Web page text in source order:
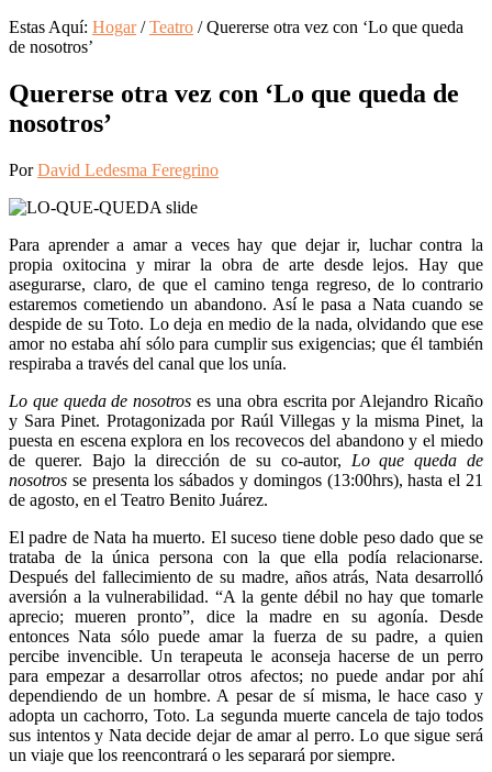
Estas Aquí: Hogar / Teatro /Quererse otra vez con ‘Lo que queda
de nosotros’
Quererse otra vez con ‘Lo que queda de
nosotros’
PorDavid Ledesma Feregrino
Para aprender a amar a veces hay que dejar ir, luchar contra la
propia oxitocina y mirar la obra de arte desde lejos. Hay que
asegurarse, claro, de que el camino tenga regreso, de lo contrario
estaremos cometiendo un abandono. Así le pasa a Nata cuando se
despide de su Toto. Lo deja en medio de la nada, olvidando que ese
amor no estaba ahí sólo para cumplir sus exigencias; que él también
respiraba a través del canal que los unía.
Lo que queda de nosotros es una obra escrita por Alejandro Ricaño
y Sara Pinet. Protagonizada por Raúl Villegas y la misma Pinet, la
puesta en escena explora en los recovecos del abandono y el miedo
de querer. Bajo la dirección de su co-autor, Lo que queda de
nosotros se presenta los sábados y domingos (13:00hrs), hasta el 21
de agosto, en el Teatro Benito Juárez.
El padre de Nata ha muerto. El suceso tiene doble peso dado que se
trataba de la única persona con la que ella podía relacionarse.
Después del fallecimiento de su madre, años atrás, Nata desarrolló
aversión a la vulnerabilidad. “A la gente débil no hay que tomarle
aprecio; mueren pronto”, dice la madre en su agonía. Desde
entonces Nata sólo puede amar la fuerza de su padre, a quien
percibe invencible. Un terapeuta le aconseja hacerse de un perro
para empezar a desarrollar otros afectos; no puede andar por ahí
dependiendo de un hombre. A pesar de sí misma, le hace caso y
adopta un cachorro, Toto. La segunda muerte cancela de tajo todos
sus intentos y Nata decide dejar de amar al perro. Lo que sigue será
un viaje que los reencontrará o les separará por siempre.